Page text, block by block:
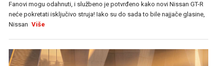
Fanovi mogu odahnuti, i službeno je potvrđeno kako novi Nissan GT-R
neće pokretati isključivo struja! Iako su do sada to bile najjače glasine,
Nissan Više